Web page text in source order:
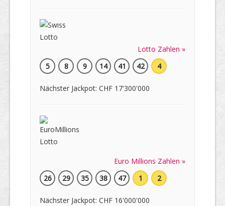
Lotto Zahlen »
5
8 9 14 41 42 4
Nächster Jackpot: CHF 17'300'000
Euro Millions Zahlen »
26
29 35 38 47 1 2
Nächster Jackpot: CHF 16'000'000